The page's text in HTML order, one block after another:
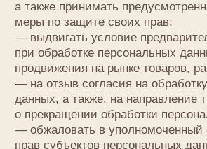
хранение, уничтожение и обезличивание
персональных данных
7. Условия обработки персональных данных
7.1. Обработка персональных данных
осуществляется с согласия субъекта
персональных данных на обработку его
персональных данных.
7.2. Обработка персональных данных необходима
для достижения целей, предусмотренных
международным договором Российской
Федерации или законом, для осуществления
возложенных законодательством Российской
Федерации на оператора функций, полномочий